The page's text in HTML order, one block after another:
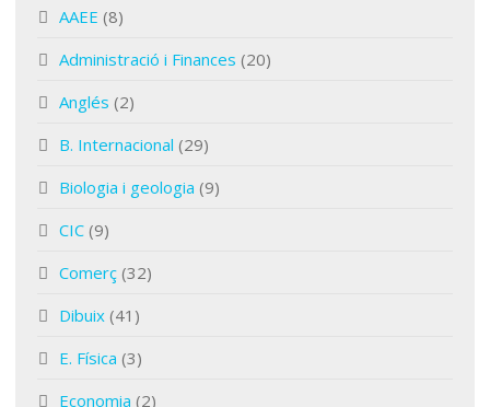
AAEE (8)
Administració i Finances (20)
Anglés (2)
B. Internacional (29)
Biologia i geologia (9)
CIC (9)
Comerç (32)
Dibuix (41)
E. Física (3)
Economia (2)